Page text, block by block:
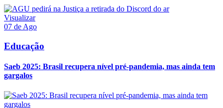
Visualizar
07 de Ago
Educação
Saeb 2025: Brasil recupera nível pré-pandemia, mas ainda tem
gargalos